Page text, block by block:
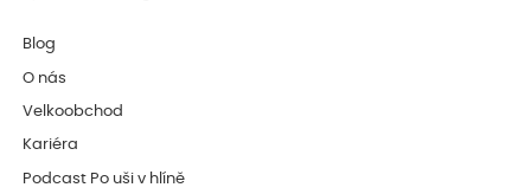
Blog
O nás
Velkoobchod
Kariéra
Podcast Po uši v hlíně